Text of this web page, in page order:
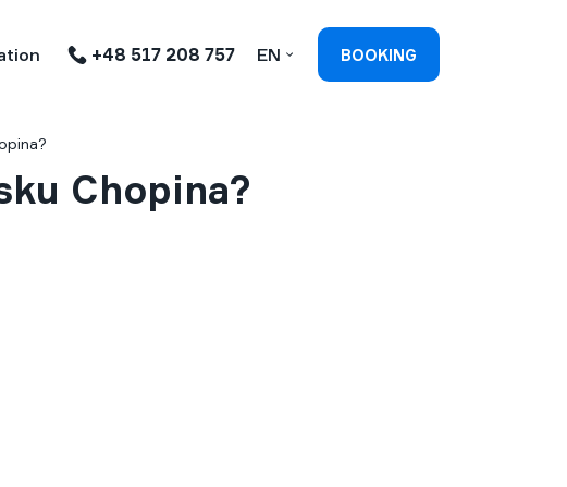
+48 517 208 757 EN BOOKING
Chopina?